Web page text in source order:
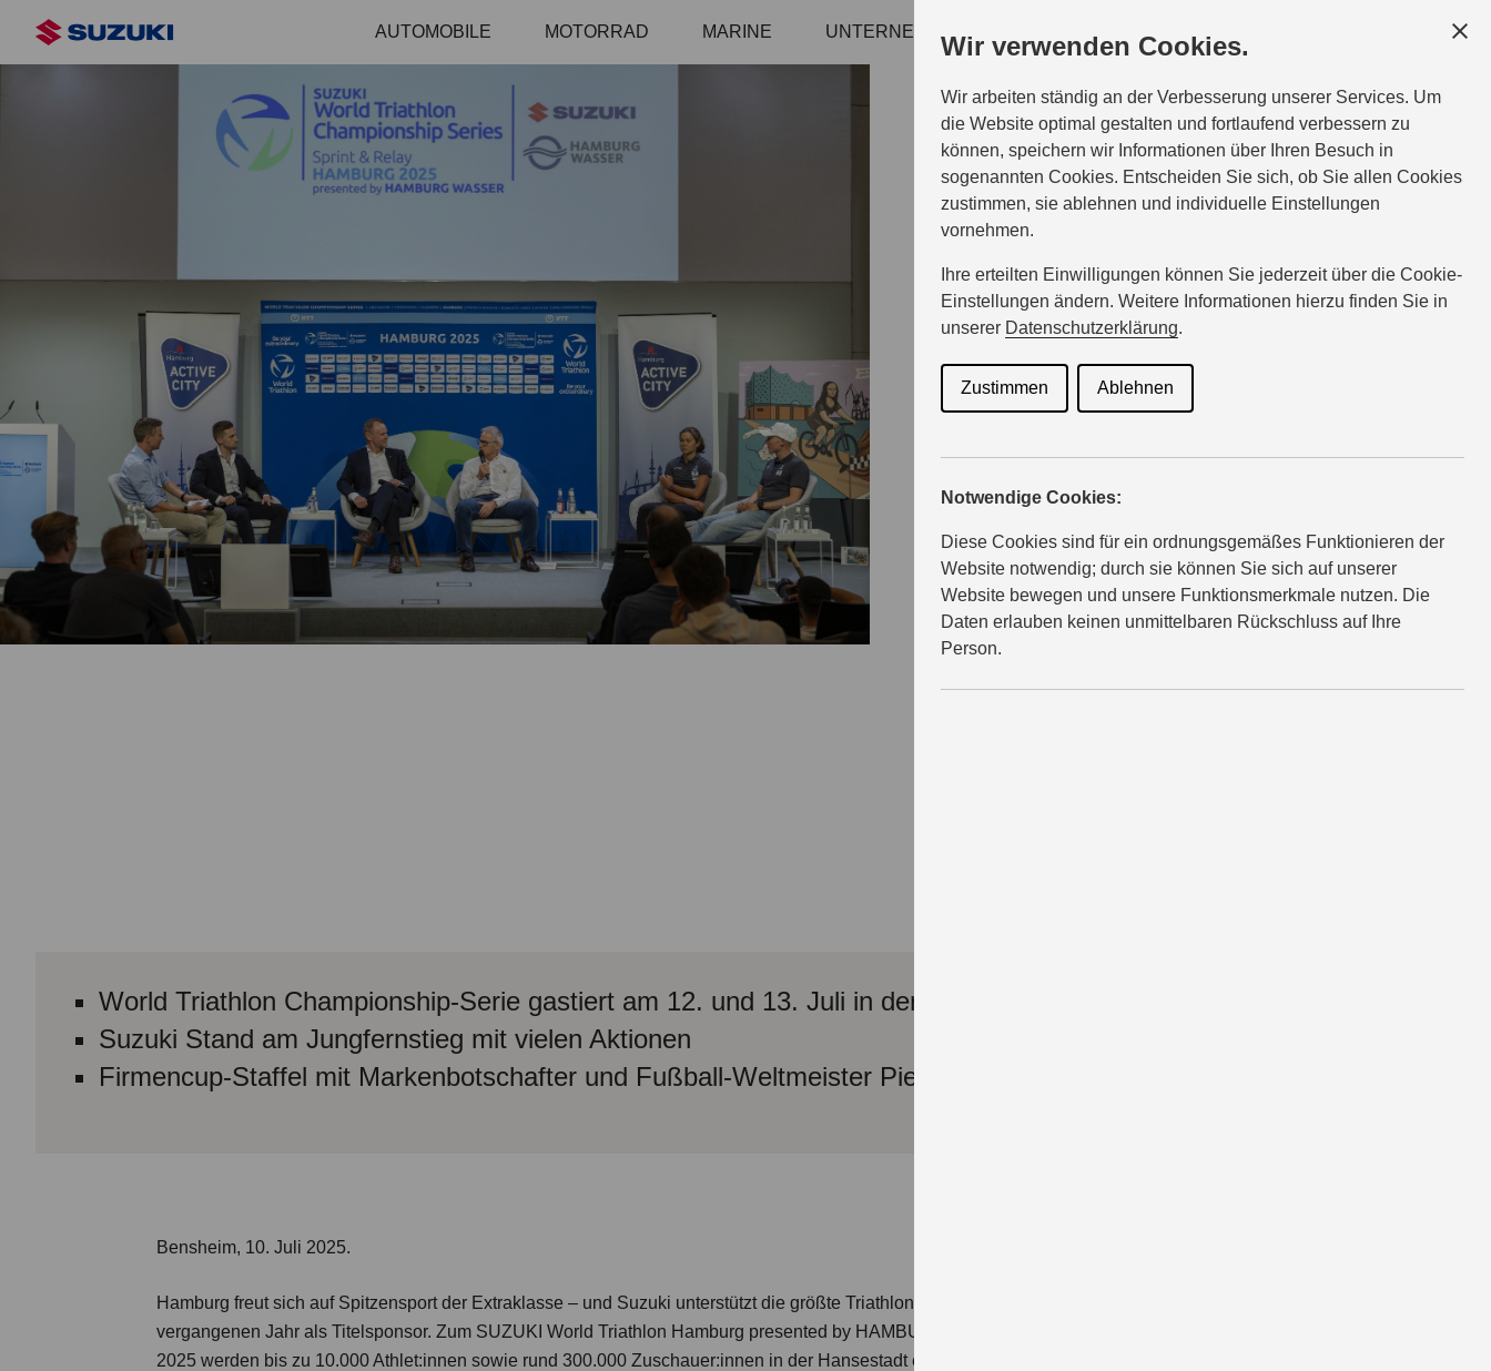
Wir verwenden Cookies.
Wir arbeiten ständig an der Verbesserung unserer Services. Um
die Website optimal gestalten und fortlaufend verbessern zu
können, speichern wir Informationen über Ihren Besuch in
sogenannten Cookies. Entscheiden Sie sich, ob Sie allen Cookies
zustimmen, sie ablehnen und individuelle Einstellungen
vornehmen.
Ihre erteilten Einwilligungen können Sie jederzeit über die Cookie-
Einstellungen ändern. Weitere Informationen hierzu finden Sie in
unserer Datenschutzerklärung.
Zustimmen Ablehnen
Notwendige Cookies:
Diese Cookies sind für ein ordnungsgemäßes Funktionieren der
Website notwendig; durch sie können Sie sich auf unserer
Website bewegen und unsere Funktionsmerkmale nutzen. Die
Daten erlauben keinen unmittelbaren Rückschluss auf Ihre
Person.
Hauptinhalt
AUTOMOBILE MOTORRAD MARINE UNTERNEHMEN
Suzuki
unterstützt
Triathlon-
in Hamburg
erneut als
World Triathlon Championship-Serie gastiert am 12. und 13. Juli in der Hansestadt
Suzuki Stand am Jungfernstieg mit vielen Aktionen
Firmencup-Staffel mit Markenbotschafter und Fußball-Weltmeister Pierre Littbarski
Bensheim, 10. Juli 2025.
Hamburg freut sich auf Spitzensport der Extraklasse – und Suzuki unterstützt die größte Triathlon-Veranstaltung der Welt wie bereits im
vergangenen Jahr als Titelsponsor. Zum SUZUKI World Triathlon Hamburg presented by HAMBURG WASSER am 12. und 13. Juli
2025 werden bis zu 10.000 Athlet:innen sowie rund 300.000 Zuschauer:innen in der Hansestadt erwartet.